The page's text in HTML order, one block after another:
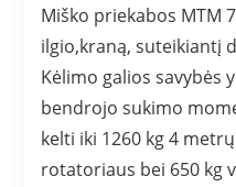
Miško priekabos MTM
ilgio,kraną, suteikiantį
Kėlimo galios savybės
bendrojo sukimo
kelti iki 1260 kg 4
rotatoriaus bei 650 kg